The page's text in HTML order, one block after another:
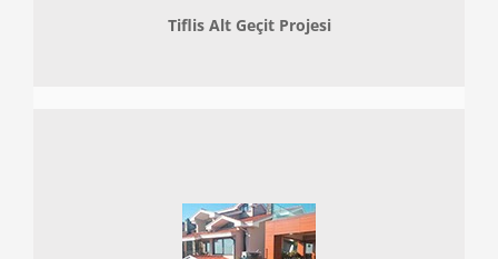
Tiflis Alt Geçit Projesi